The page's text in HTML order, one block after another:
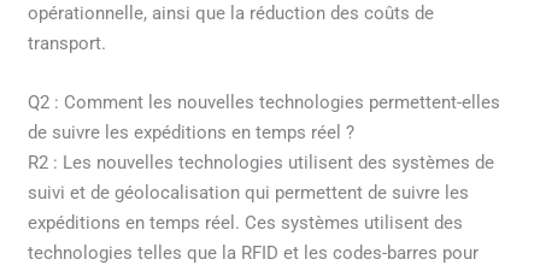
opérationnelle, ainsi que la réduction des coûts de
transport.
Q2 : Comment les nouvelles technologies permettent-elles
de suivre les expéditions en temps réel ?
R2 : Les nouvelles technologies utilisent des systèmes de
suivi et de géolocalisation qui permettent de suivre les
expéditions en temps réel. Ces systèmes utilisent des
technologies telles que la RFID et les codes-barres pour